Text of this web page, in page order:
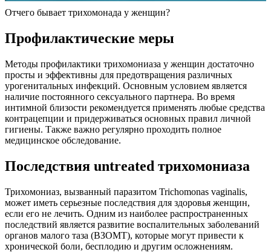
Отчего бывает трихомонада у женщин?
Профилактические меры
Методы профилактики трихомониаза у женщин достаточно
просты и эффективны для предотвращения различных
урогенитальных инфекций. Основным условием является
наличие постоянного сексуального партнера. Во время
интимной близости рекомендуется применять любые средства
контрацепции и придерживаться основных правил личной
гигиены. Также важно регулярно проходить полное
медицинское обследование.
Последствия untreated трихомониаза
Трихомониаз, вызванный паразитом Trichomonas vaginalis,
может иметь серьезные последствия для здоровья женщин,
если его не лечить. Одним из наиболее распространенных
последствий является развитие воспалительных заболеваний
органов малого таза (ВЗОМТ), которые могут привести к
хронической боли, бесплодию и другим осложнениям.